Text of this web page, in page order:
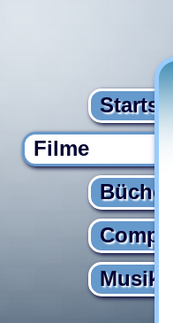
Filme
Bücher
Musik